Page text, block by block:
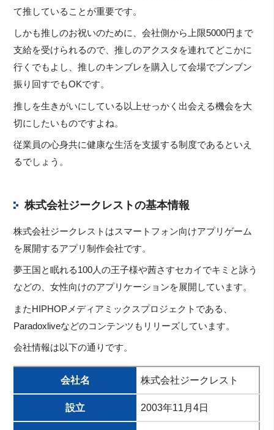
て推していることが重要です。
しかも推しのお祝いのために、会社側から上限5000円まで
支給を受けられるので、推しのアクスタを連れてどこかに
行くでもよし、推しのキンブレを購入して会場でブンブン
振り回すでもOKです。
推しを生きがいにしている以上せっかく出会える機会を大
切にしたいものですよね。
従業員の心身共に健康な生活を支援する制度であるといえ
るでしょう。
株式会社ジークレストの基本情報
株式会社ジークレストはスマートフォン向けアプリゲーム
を展開するアプリ制作会社です。
夢王国と眠れる100人の王子様や茜さすセカイでキミと詠う
などの、女性向けのアプリケーションを展開しています。
またHIPHOPメディアミックスプロジェクトである、
Paradoxliveなどのコンテンツもリリーズしています。
会社情報は以下の通りです。
会社名 株式会社ジークレスト
設立 2003年11月4日